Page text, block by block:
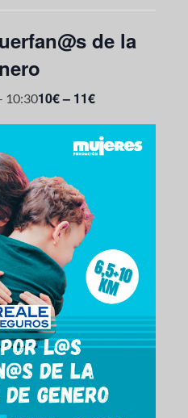
de la
10:3010€ – 11€